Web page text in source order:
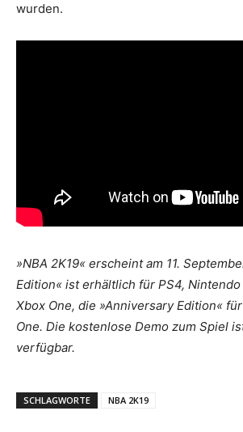
wurden.
»NBA 2K19« erscheint am 11.
Edition« ist erhältlich für PS4,
Xbox One, die »Anniversary Edition«
One. Die kostenlose Demo zum Spiel
verfügbar.
SCHLAGWORTE NBA 2K19